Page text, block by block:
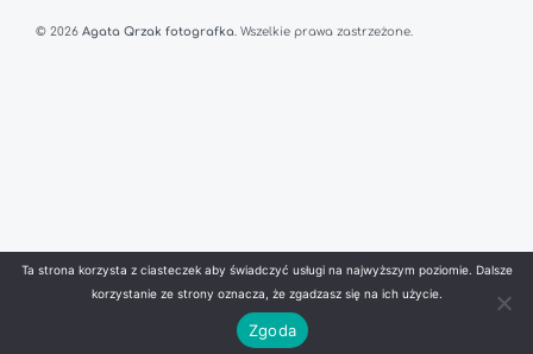
o
© 2026 Agata Qrzak fotografka . Wszelkie prawa zastrzeżone.
Ta strona korzysta z ciasteczek aby świadczyć usługi na najwyższym poziomie. Dalsze
korzystanie ze strony oznacza, że zgadzasz się na ich użycie.
Zgoda